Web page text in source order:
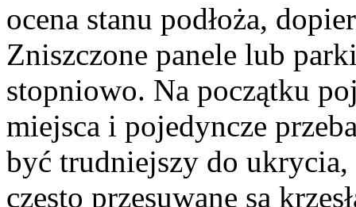
ocena stanu podłoża,
Zniszczone panele lub
stopniowo. Na początku
miejsca i pojedyncze
być trudniejszy do ukrycia,
często przesuwane są